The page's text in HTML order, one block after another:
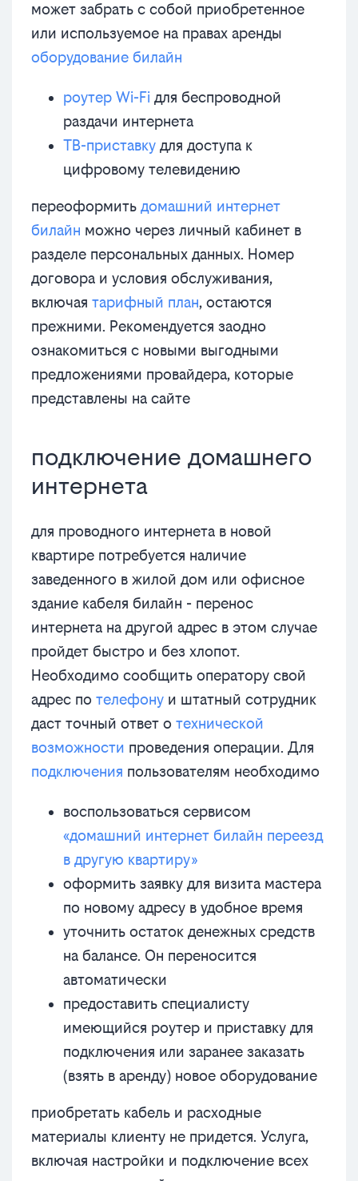
может забрать с собой приобретенное
или используемое на правах аренды
оборудование билайн
роутер Wi-Fi для беспроводной
раздачи интернета
ТВ-приставку для доступа к
цифровому телевидению
переоформить домашний интернет
билайн можно через личный кабинет в
разделе персональных данных. Номер
договора и условия обслуживания,
включая тарифный план, остаются
прежними. Рекомендуется заодно
ознакомиться с новыми выгодными
предложениями провайдера, которые
представлены на сайте
подключение домашнего
интернета
для проводного интернета в новой
квартире потребуется наличие
заведенного в жилой дом или офисное
здание кабеля билайн - перенос
интернета на другой адрес в этом случае
пройдет быстро и без хлопот.
Необходимо сообщить оператору свой
адрес по телефону и штатный сотрудник
даст точный ответ о технической
возможности проведения операции. Для
подключения пользователям необходимо
воспользоваться сервисом
«домашний интернет билайн переезд
в другую квартиру»
оформить заявку для визита мастера
по новому адресу в удобное время
уточнить остаток денежных средств
на балансе. Он переносится
автоматически
предоставить специалисту
имеющийся роутер и приставку для
подключения или заранее заказать
(взять в аренду) новое оборудование
приобретать кабель и расходные
материалы клиенту не придется. Услуга,
включая настройки и подключение всех